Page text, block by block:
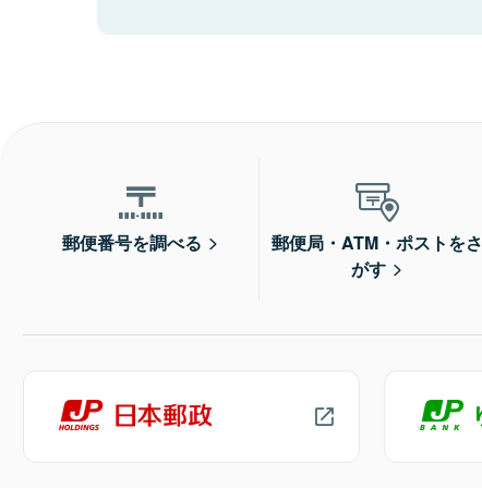
郵便番号を調べる
郵便局・ATM・ポストをさ
がす